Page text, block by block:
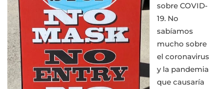
sobre COVID-
19. No
sabíamos
mucho sobre
el coronavirus
y la pandemia
que causaría